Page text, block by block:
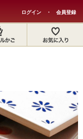
ログイン ・ 会員登録